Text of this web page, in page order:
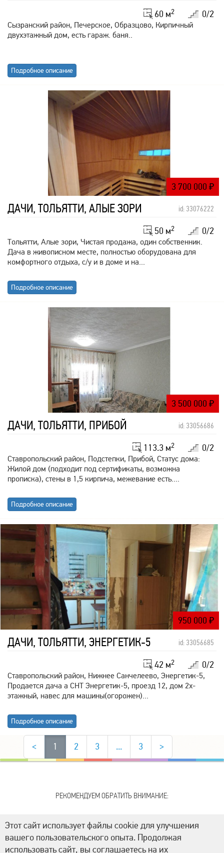
0/2
60 м2
Сызранский район, Печерское, Образцово, Кирпичный
двухэтажный дом, есть гараж. баня..
Подробное описание
3 700 000 ₽
ДАЧИ, ТОЛЬЯТТИ, АЛЫЕ ЗОРИ id: 33076222
0/2
50 м2
Тольятти, Алые зори, Чистая продажа, один собственник.
Дача в живописном месте, полностью оборудована для
комфортного отдыха, с/у и в доме и на...
Подробное описание
3 500 000 ₽
ДАЧИ, ТОЛЬЯТТИ, ПРИБОЙ id: 33056686
0/2
113.3 м2
Ставропольский район, Подстепки, Прибой, Статус дома:
Жилой дом (подходит под сертификаты, возможна
прописка), стены в 1,5 кирпича, межевание есть....
Подробное описание
950 000 ₽
ДАЧИ, ТОЛЬЯТТИ, ЭНЕРГЕТИК-5 id: 33056685
0/2
42 м2
Ставропольский район, Нижнее Санчелеево, Энергетик-5,
Продается дача а СНТ Энергетик-5, проезд 12, дом 2х-
этажный, навес для машины(огорожен)...
Подробное описание
< 1 2 3 ... 3 >
РЕКОМЕНДУЕМ ОБРАТИТЬ ВНИМАНИЕ:
Этот сайт использует файлы cookie для улучшения
вашего пользовательского опыта. Продолжая
использовать сайт, вы соглашаетесь на их